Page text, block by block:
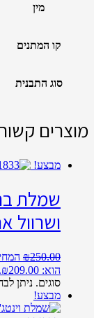
מין
קו המתנים
סוג התבנית
מוצרים
מבצע!
שמלת
ושרוול
₪250.00
הוא: ₪209.00.
סוגים. ניתן
מבצע!